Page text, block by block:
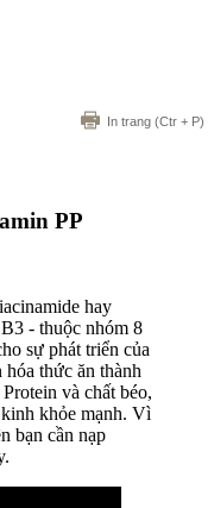
In trang (Ctr + P)
PP
hay
- thuộc nhóm 8
sự phát triển của
thức ăn thành
và chất béo,
khỏe mạnh. Vì
bạn cần nạp